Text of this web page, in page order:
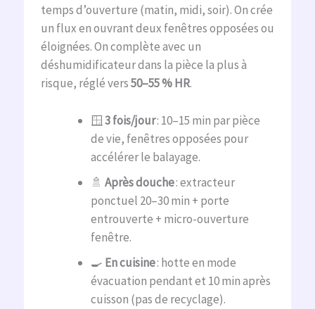
temps d’ouverture (matin, midi, soir). On crée
un flux en ouvrant deux fenêtres opposées ou
éloignées. On complète avec un
déshumidificateur dans la pièce la plus à
risque, réglé vers50–55 % HR.
🪟3 fois/jour: 10–15 min par pièce
de vie, fenêtres opposées pour
accélérer le balayage.
🚿 Après douche: extracteur
ponctuel 20–30 min + porte
entrouverte + micro-ouverture
fenêtre.
🍳 En cuisine: hotte en mode
évacuation pendant et 10 min après
cuisson (pas de recyclage).